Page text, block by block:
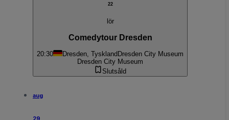
22
lör
Comedytour Dresden
20:30 Dresden, Tyskland Dresden City Museum
Dresden City Museum
Slutsåld
aug